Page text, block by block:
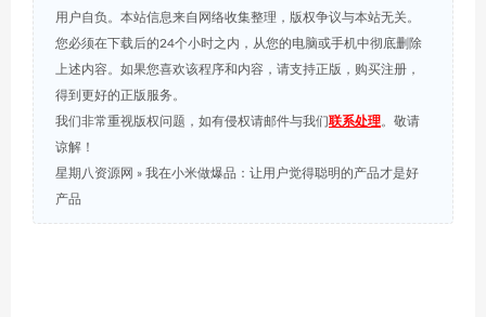
用户自负。本站信息来自网络收集整理，版权争议与本站无关。
您必须在下载后的24个小时之内，从您的电脑或手机中彻底删除
上述内容。如果您喜欢该程序和内容，请支持正版，购买注册，
得到更好的正版服务。
我们非常重视版权问题，如有侵权请邮件与我们联系处理。敬请
谅解！
星期八资源网 » 我在小米做爆品：让用户觉得聪明的产品才是好
产品